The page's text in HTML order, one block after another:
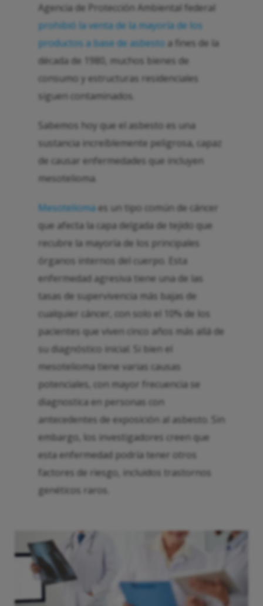
Agencia de Protección Ambiental federal
prohibió la venta de la mayoría de los
productos a base de asbesto a fines de la
década de 1980, muchos bienes de
consumo y estructuras residenciales
siguen contaminados.
Sabemos hoy que el asbesto es una
sustancia increíblemente peligrosa, capaz
de causar enfermedades que incluyen
mesotelioma.
Mesotelioma es un tipo común de cáncer
que afecta la capa delgada de tejido que
recubre la mayoría de los principales
órganos internos del cuerpo. Esta
enfermedad agresiva tiene una de las
tasas de supervivencia más bajas de
cualquier cáncer, con solo el 10% de los
pacientes que viven cinco años más allá de
su diagnóstico inicial. Si bien el
mesotelioma tiene varias causas
potenciales, con mayor frecuencia se
diagnostica en personas con
antecedentes de exposición al asbesto. Sin
embargo, los investigadores creen que
esta enfermedad podría tener otros
factores de riesgo, incluidos trastornos
genéticos raros.